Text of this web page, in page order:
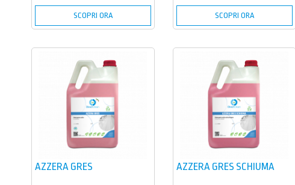
SCOPRI ORA SCOPRI ORA
AZZERA GRES AZZERA GRES SCHIUMA